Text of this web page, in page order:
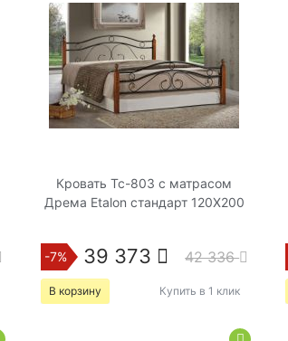
Кровать Tc-803 с матрасом
Дрема Etalon стандарт 120Х200
-7% 39 373 42 336
В корзину Купить в 1 клик